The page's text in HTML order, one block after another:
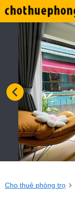
Cho thuê phòng trọ